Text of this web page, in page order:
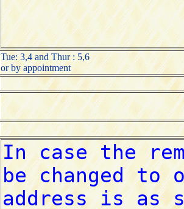
Tue: 3,4 and Thur : 5,6
or by appointment